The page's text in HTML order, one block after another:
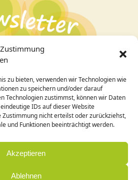
zu bieten, verwenden wir Technologien wie
zu speichern und/oder darauf
Technologien zustimmst, können wir Daten
IDs auf dieser Website
nicht erteilst oder zurückziehst,
und Funktionen beeinträchtigt werden.
Akzeptieren
Ablehnen
hier zum